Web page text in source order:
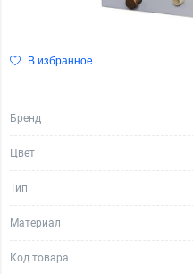
В избранное
Бренд
Цвет
Тип
Материал
Код товара